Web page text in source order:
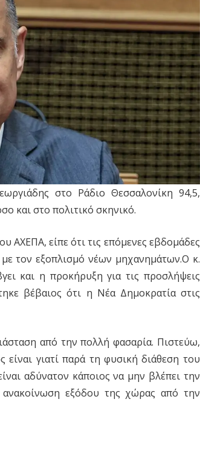
στο Ράδιο Θεσσαλονίκη 94,5,
και στο πολιτικό σκηνικό.
ΑΧΕΠΑ, είπε ότι τις επόμενες εβδομάδες
τον εξοπλισμό νέων μηχανημάτων.Ο κ.
και η προκήρυξη για τις προσλήψεις
βέβαιος ότι η Νέα Δημοκρατία στις
από την πολλή φασαρία. Πιστεύω,
γιατί παρά τη φυσική διάθεση του
αδύνατον κάποιος να μην βλέπει την
εξόδου της χώρας από την